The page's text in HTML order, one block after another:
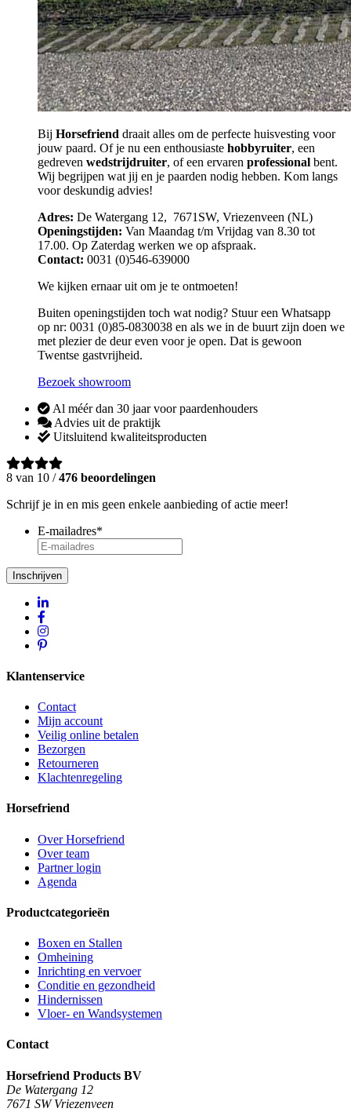
Bij Horsefriend draait alles om de perfecte huisvesting voor
jouw paard. Of je nu een enthousiaste hobbyruiter, een
gedreven wedstrijdruiter, of een ervaren professional bent.
Wij begrijpen wat jij en je paarden nodig hebben. Kom langs
voor deskundig advies!
Adres: De Watergang 12, 7671SW, Vriezenveen (NL)
Openingstijden: Van Maandag t/m Vrijdag van 8.30 tot
17.00. Op Zaterdag werken we op afspraak.
Contact: 0031 (0)546-639000
We kijken ernaar uit om je te ontmoeten!
Buiten openingstijden toch wat nodig? Stuur een Whatsapp
op nr: 0031 (0)85-0830038 en als we in de buurt zijn doen we
met plezier de deur even voor je open. Dat is gewoon
Twentse gastvrijheid.
Bezoek showroom
Al méér dan 30 jaar voor paardenhouders
Advies uit de praktijk
Uitsluitend kwaliteitsproducten
8 van 10 /476 beoordelingen
Schrijf je in en mis geen enkele aanbieding of actie meer!
E-mailadres*
Inschrijven
Klantenservice
Contact
Mijn account
Veilig online betalen
Bezorgen
Retourneren
Klachtenregeling
Horsefriend
Over Horsefriend
Over team
Partner login
Agenda
Productcategorieën
Boxen en Stallen
Omheining
Inrichting en vervoer
Conditie en gezondheid
Hindernissen
Vloer- en Wandsystemen
Contact
Horsefriend Products BV
De Watergang 12
7671 SW Vriezenveen